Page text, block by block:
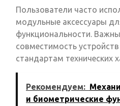
Пользователи часто
модульные аксессуары
функциональности.
совместимость
стандартам технических
Рекомендуем:
и биометрические